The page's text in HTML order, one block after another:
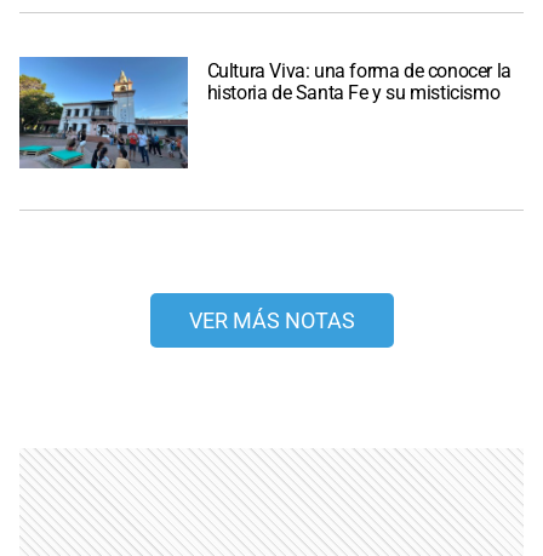
Cultura Viva: una forma de conocer la
historia de Santa Fe y su misticismo
VER MÁS NOTAS